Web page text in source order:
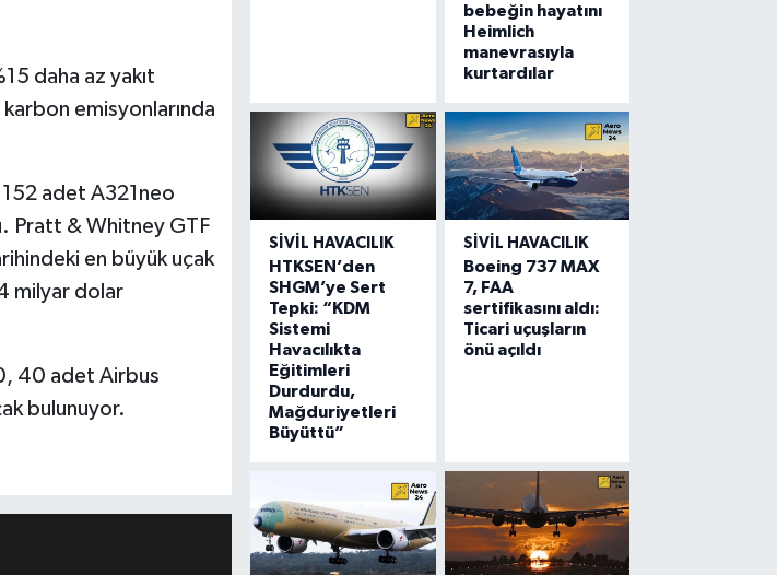
daha az yakıt
emisyonlarında
adet A321neo
Pratt & Whitney GTF
en büyük uçak
milyar dolar
40 adet Airbus
bulunuyor.
bebeğin hayatını
Heimlich
manevrasıyla
kurtardılar
SIVIL HAVACILIK
HTKSEN’den
SHGM’ye Sert
Tepki: “KDM
Sistemi
Havacılıkta
Eğitimleri
Durdurdu,
Mağduriyetleri
Büyüttü”
SIVIL HAVACILIK
Boeing 737 MAX
7, FAA
sertifikasını aldı:
Ticari uçuşların
önü açıldı